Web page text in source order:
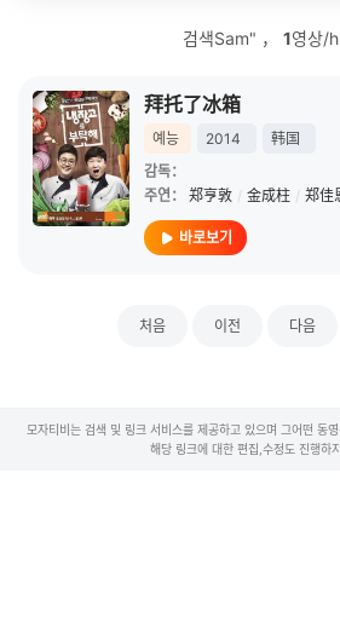
검색Sam" ， 1영상/
拜托了冰箱
예능 2014
韩国
감독：
주연：
郑亨敦 / 金成柱 / 郑佳
바로보기
처음 이전 다음
모자티비는 검색 및 링크 서비스를 제공하고 있으며 그어떤 동
해당 링크에 대한 편집,수정도 진행하